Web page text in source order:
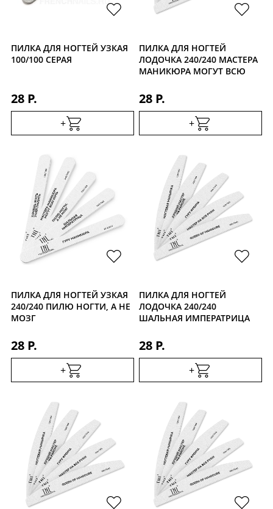
ПИЛКА ДЛЯ НОГТЕЙ УЗКАЯ
100/100 СЕРАЯ
28 Р.
+
ПИЛКА ДЛЯ НОГТЕЙ
ЛОДОЧКА 240/240 МАСТЕРА
МАНИКЮРА МОГУТ ВСЮ
28 Р.
+
ПИЛКА ДЛЯ НОГТЕЙ УЗКАЯ
240/240 ПИЛЮ НОГТИ, А НЕ
МОЗГ
28 Р.
+
ПИЛКА ДЛЯ НОГТЕЙ
ЛОДОЧКА 240/240
ШАЛЬНАЯ ИМПЕРАТРИЦА
28 Р.
+